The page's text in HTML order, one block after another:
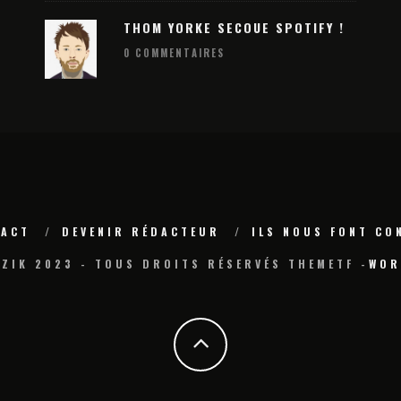
THOM YORKE SECOUE SPOTIFY !
0 COMMENTAIRES
ÉLECTRO ! HALLOWEEN ÉLECTRO INOUBLIABLE
DEVENIR RÉDACTEUR ILS NOUS FONT
2023 - TOUS DROITS RÉSERVÉS THEMETF -